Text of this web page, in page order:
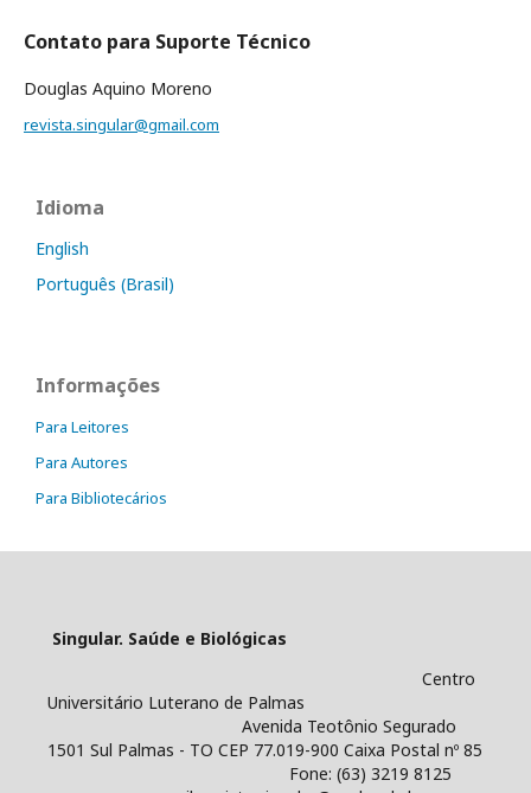
Contato para Suporte Técnico
Douglas Aquino Moreno
revista.singular@gmail.com
Idioma
English
Português (Brasil)
Informações
Para Leitores
Para Autores
Para Bibliotecários
Singular. Saúde e Biológicas
Centro
Universitário Luterano de Palmas
Avenida Teotônio Segurado
1501 Sul Palmas - TO CEP 77.019-900 Caixa Postal nº 85
Fone: (63) 3219 8125